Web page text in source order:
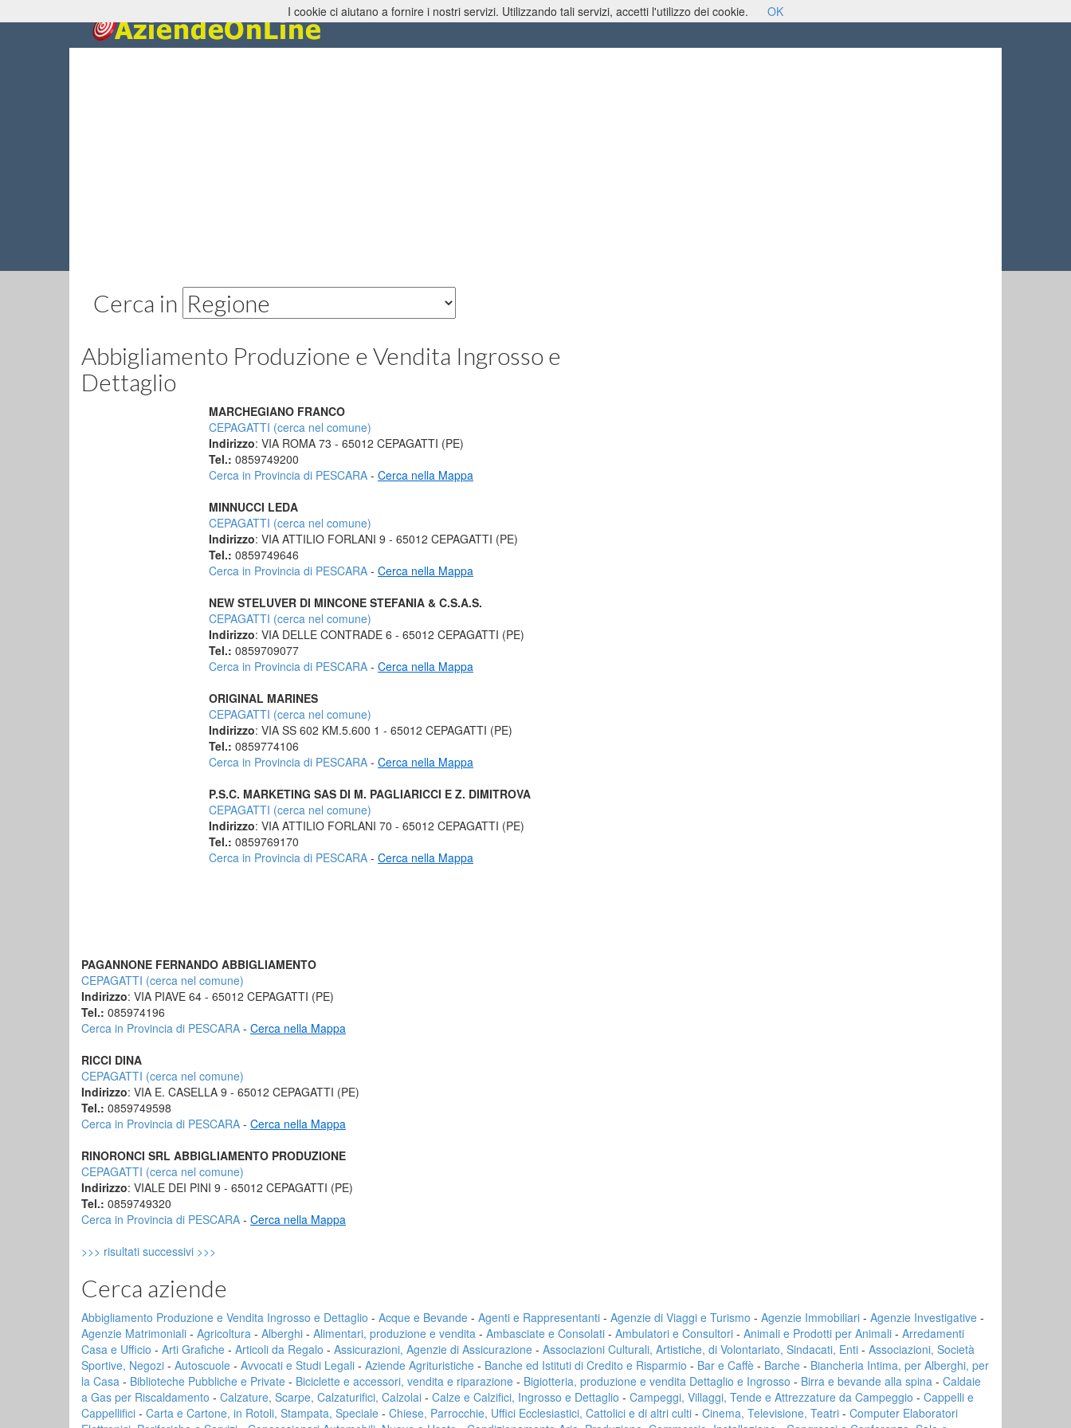
Abbigliamento Produzione e Vendita Ingrosso e Dettaglio
Cerca in
Abbigliamento Produzione e Vendita Ingrosso e
Dettaglio
MARCHEGIANO FRANCO
CEPAGATTI (cerca nel comune)
Indirizzo: VIA ROMA 73 - 65012 CEPAGATTI (PE)
Tel.: 0859749200
Cerca in Provincia di PESCARA - Cerca nella Mappa
MINNUCCI LEDA
CEPAGATTI (cerca nel comune)
Indirizzo: VIA ATTILIO FORLANI 9 - 65012 CEPAGATTI (PE)
Tel.: 0859749646
Cerca in Provincia di PESCARA - Cerca nella Mappa
NEW STELUVER DI MINCONE STEFANIA & C.S.A.S.
CEPAGATTI (cerca nel comune)
Indirizzo: VIA DELLE CONTRADE 6 - 65012 CEPAGATTI (PE)
Tel.: 0859709077
Cerca in Provincia di PESCARA - Cerca nella Mappa
ORIGINAL MARINES
CEPAGATTI (cerca nel comune)
Indirizzo: VIA SS 602 KM.5.600 1 - 65012 CEPAGATTI (PE)
Tel.: 0859774106
Cerca in Provincia di PESCARA - Cerca nella Mappa
P.S.C. MARKETING SAS DI M. PAGLIARICCI E Z. DIMITROVA
CEPAGATTI (cerca nel comune)
Indirizzo: VIA ATTILIO FORLANI 70 - 65012 CEPAGATTI (PE)
Tel.: 0859769170
Cerca in Provincia di PESCARA - Cerca nella Mappa
PAGANNONE FERNANDO ABBIGLIAMENTO
CEPAGATTI (cerca nel comune)
Indirizzo: VIA PIAVE 64 - 65012 CEPAGATTI (PE)
Tel.: 085974196
Cerca in Provincia di PESCARA - Cerca nella Mappa
RICCI DINA
CEPAGATTI (cerca nel comune)
Indirizzo: VIA E. CASELLA 9 - 65012 CEPAGATTI (PE)
Tel.: 0859749598
Cerca in Provincia di PESCARA - Cerca nella Mappa
RINORONCI SRL ABBIGLIAMENTO PRODUZIONE
CEPAGATTI (cerca nel comune)
Indirizzo: VIALE DEI PINI 9 - 65012 CEPAGATTI (PE)
Tel.: 0859749320
Cerca in Provincia di PESCARA - Cerca nella Mappa
>>> risultati successivi >>>
Cerca aziende
Abbigliamento Produzione e Vendita Ingrosso e Dettaglio - Acque e Bevande - Agenti e Rappresentanti - Agenzie di Viaggi e Turismo - Agenzie Immobiliari - Agenzie Investigative -
Agenzie Matrimoniali - Agricoltura - Alberghi - Alimentari, produzione e vendita - Ambasciate e Consolati - Ambulatori e Consultori - Animali e Prodotti per Animali - Arredamenti
Casa e Ufficio - Arti Grafiche - Articoli da Regalo - Assicurazioni, Agenzie di Assicurazione - Associazioni Culturali, Artistiche, di Volontariato, Sindacati, Enti - Associazioni, Società
Sportive, Negozi - Autoscuole - Avvocati e Studi Legali - Aziende Agrituristiche - Banche ed Istituti di Credito e Risparmio - Bar e Caffè - Barche - Biancheria Intima, per Alberghi, per
la Casa - Biblioteche Pubbliche e Private - Biciclette e accessori, vendita e riparazione - Bigiotteria, produzione e vendita Dettaglio e Ingrosso - Birra e bevande alla spina - Caldaie
a Gas per Riscaldamento - Calzature, Scarpe, Calzaturifici, Calzolai - Calze e Calzifici, Ingrosso e Dettaglio - Campeggi, Villaggi, Tende e Attrezzature da Campeggio - Cappelli e
Cappellifici - Carta e Cartone, in Rotoli, Stampata, Speciale - Chiese, Parrocchie, Uffici Ecclesiastici, Cattolici e di altri culti - Cinema, Televisione, Teatri - Computer Elaboratori
I cookie ci aiutano a fornire i nostri servizi. Utilizzando tali servizi, accetti l'utilizzo dei cookie. OK